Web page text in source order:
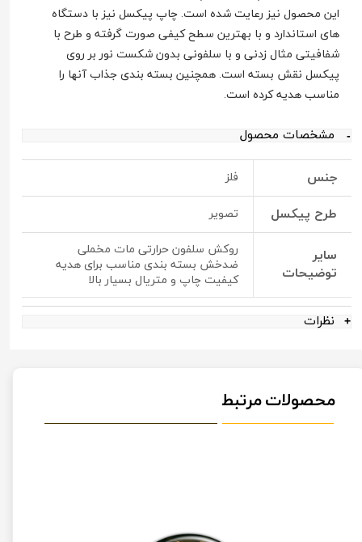
این محصول نیز رعایت شده است. چاپ پیکسل نیز با دستگاه
های استاندارد و با بهترین سطح کیفی صورت گرفته و طرح با
شفافیتی مثال زدنی و با سلفونی بدون شکست نور بر روی
پیکسل نقش بسته است. همچنین بسته بندی جذاب آنها را
مناسب هدیه کرده است.
مشخصات محصول
جنس فلز
طرح پیکسل تصویر
سایر
توضیحات
روکش سلفون حرارتی مات مخملی
ضدخش بسته بندی مناسب برای هدیه
کیفیت چاپ و متریال بسیار بالا
نظرات
محصولات مرتبط